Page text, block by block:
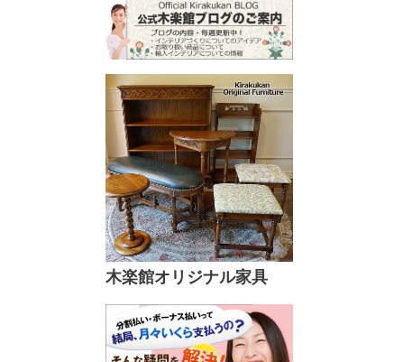
木楽館オリジナル家具